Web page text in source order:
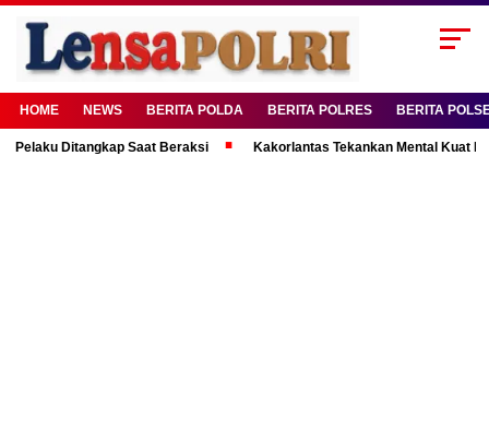
HOME NEWS BERITA POLDA BERITA POLRES BERITA
Saat Beraksi Kakorlantas Tekankan Mental Kuat Personel